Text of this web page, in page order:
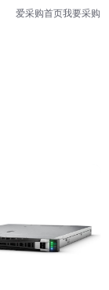
爱采购首页我要采购